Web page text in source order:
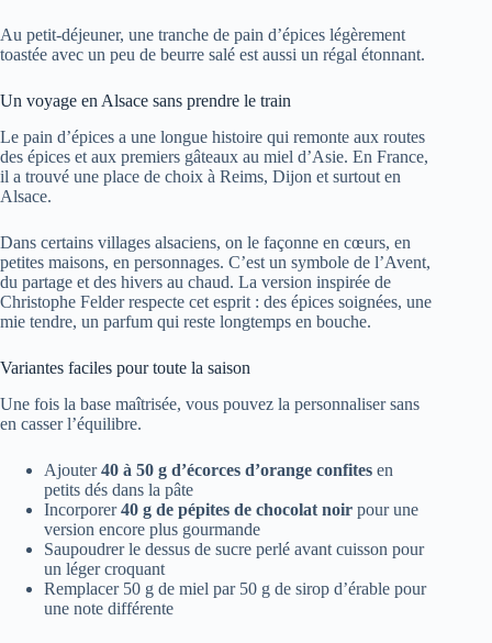
Au petit-déjeuner, une tranche de pain d’épices légèrement
toastée avec un peu de beurre salé est aussi un régal étonnant.
Un voyage en Alsace sans prendre le train
Le pain d’épices a une longue histoire qui remonte aux routes
des épices et aux premiers gâteaux au miel d’Asie. En France,
il a trouvé une place de choix à Reims, Dijon et surtout en
Alsace.
Dans certains villages alsaciens, on le façonne en cœurs, en
petites maisons, en personnages. C’est un symbole de l’Avent,
du partage et des hivers au chaud. La version inspirée de
Christophe Felder respecte cet esprit : des épices soignées, une
mie tendre, un parfum qui reste longtemps en bouche.
Variantes faciles pour toute la saison
Une fois la base maîtrisée, vous pouvez la personnaliser sans
en casser l’équilibre.
Ajouter40 à 50 g d’écorces d’orange confites en
petits dés dans la pâte
Incorporer40 g de pépites de chocolat noir pour une
version encore plus gourmande
Saupoudrer le dessus de sucre perlé avant cuisson pour
un léger croquant
Remplacer 50 g de miel par 50 g de sirop d’érable pour
une note différente